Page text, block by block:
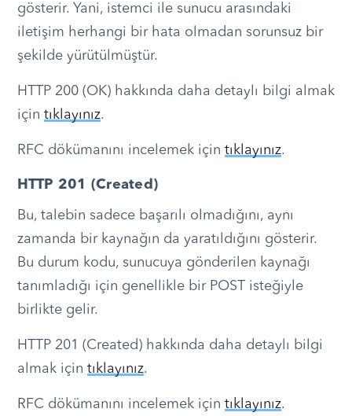
gösterir. Yani, istemci ile sunucu arasındaki
iletişim herhangi bir hata olmadan sorunsuz bir
şekilde yürütülmüştür.
HTTP 200 (OK) hakkında daha detaylı bilgi almak
için tıklayınız.
RFC dökümanını incelemek için tıklayınız.
HTTP 201 (Created)
Bu, talebin sadece başarılı olmadığını, aynı
zamanda bir kaynağın da yaratıldığını gösterir.
Bu durum kodu, sunucuya gönderilen kaynağı
tanımladığı için genellikle bir POST isteğiyle
birlikte gelir.
HTTP 201 (Created) hakkında daha detaylı bilgi
almak için tıklayınız.
RFC dökümanını incelemek için tıklayınız.